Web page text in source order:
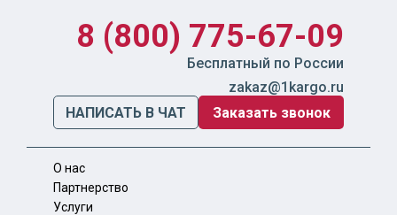
8 (800) 775-67-09
Бесплатный по России
zakaz@1kargo.ru
НАПИСАТЬ В ЧАТ
Заказать звонок
О нас
Партнерство
Услуги